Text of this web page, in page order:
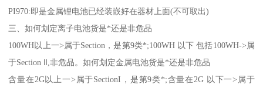
PI970:即是金属锂电池已经装嵌好在器材上面(不可取出)
三、如何划定离子电池货是*还是非危品
100WH以上一>属于Section，是第9类*;100WH 以下 包括100WH->属
于Section Ⅱ,非危品。如何划定金属电池货是*还是非危品
含量在2G以上一>属于SectionI，是第9类*;含量在2G 以下一>属于